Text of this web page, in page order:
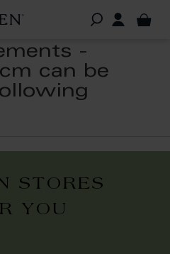
-
can be
STORES
YOU